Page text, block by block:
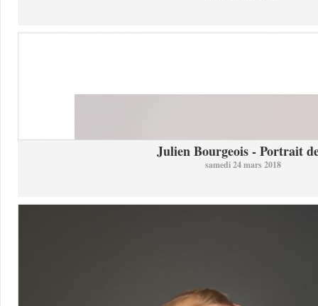
Julien Bourgeois - Portrait
samedi 24 mars 2018